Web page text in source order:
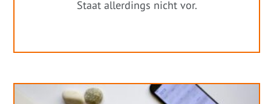
Staat allerdings nicht vor.